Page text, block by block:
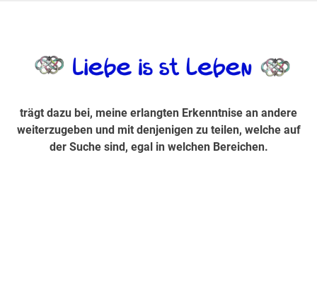
Suche sind, egal in welchen Bereichen.
trägt dazu bei, meine erlangten Erkenntnise an andere
weiterzugeben und mit denjenigen zu teilen, welche auf
der Suche sind, egal in welchen Bereichen.